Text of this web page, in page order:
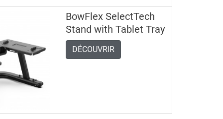
BowFlex SelectTech
Stand with Tablet Tray
DÉCOUVRIR